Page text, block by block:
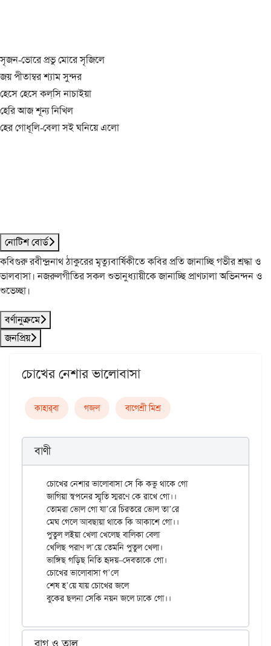
সৃজন-ভোরে প্রভু মোরে সৃজিলে
জয় পীতাম্বর শ্যাম সুন্দর
হেসে হেসে কল্‌সি নাচাইয়া
হেরি আজ শূন্য নিখিল
হের গোধূলি-বেলা সই ঘনিয়ে এলো
নোটিশ বোর্ড
কবিগুরু রবীন্দ্রনাথ ঠাকুরের মৃত্যুবার্ষিকীতে কবির প্রতি জানাচ্ছি গভীর শ্রদ্ধা ও
ভালবাসা। নজরুলগীতির সকল শুভানুধ্যায়ীকে জানাচ্ছি প্রাণঢালা অভিনন্দন ও
শুভেচ্ছা।
বর্ণানুক্রমে
জনপ্রিয়
চোখের নেশার ভালোবাসা
কাহার্‌বা গজল বাগেশ্রী মিশ্র
বাণী
চোখের নেশার ভালোবাসা সে কি কভু থাকে গো
জাগিয়া স্বপনের স্মৃতি স্মরণে কে রাখে গো।।
তোমরা ভোল গো যা’রে চিরতরে ভোল তা’রে
মেঘ গেলে আবছায়া থাকে কি আকাশে গো।।
পুতুল লইয়া খেলা খেলেছ বালিকা বেলা
খেলিছ পরাণ ল’য়ে তেমনি পুতুল খেলা।
ভাঙ্গিছ গড়িছ নিতি হৃদয়–দেবতাকে গো।
চোখের ভালোবাসা গ’লে
শেষ হ’য়ে যায় চোখের জলে